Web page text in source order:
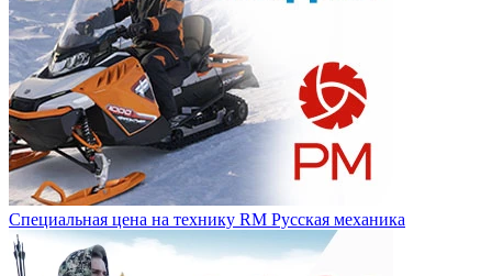
Специальная цена на технику RM Русская механика